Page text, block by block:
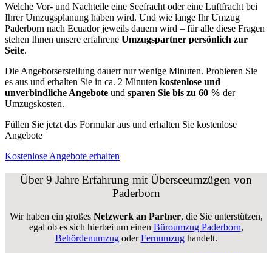
Welche Vor- und Nachteile eine Seefracht oder eine Luftfracht bei
Ihrer Umzugsplanung haben wird. Und wie lange Ihr Umzug
Paderborn nach Ecuador jeweils dauern wird – für alle diese Fragen
stehen Ihnen unsere erfahrene Umzugspartner persönlich zur
Seite.
Die Angebotserstellung dauert nur wenige Minuten. Probieren Sie
es aus und erhalten Sie in ca. 2 Minuten kostenlose und
unverbindliche Angebote und sparen Sie bis zu 60 % der
Umzugskosten.
Füllen Sie jetzt das Formular aus und erhalten Sie kostenlose
Angebote
Kostenlose Angebote erhalten
Über 9 Jahre Erfahrung mit Überseeumzügen von
Paderborn
Wir haben ein großes Netzwerk an Partner, die Sie unterstützen,
egal ob es sich hierbei um einen Büroumzug Paderborn,
BehördenumzugoderFernumzughandelt.